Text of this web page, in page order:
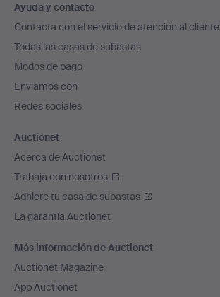
en
el
pie
de
página
Ayuda y contacto
Contacta con el servicio de atención al cliente
Todas las casas de subastas
Modos de pago
Enviamos con
Redes sociales
Auctionet
Acerca de Auctionet
Trabaja con nosotros
Adhiere tu casa de subastas
La garantía Auctionet
Más información de Auctionet
Auctionet Magazine
App Auctionet